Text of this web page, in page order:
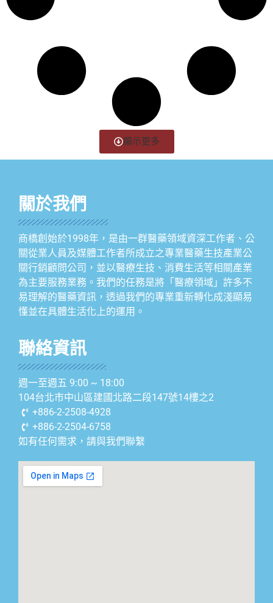
顯示更多
關於我們
商橋創始於1998年，是由一群醫藥領域資深工作者、公
關從業人員及媒體工作者所成立之專業醫藥生技產業公
關行銷顧問公司，並以醫療生技、消費生活等相關產業
為主要服務業務。我們的任務是將「醫療領域」許多不
易理解的醫藥資訊，透過我們的專業重新轉化成淺顯易
懂並在具體生活化上的運用。
聯絡資訊
週一至週五 9:00 ~ 18:00
104台北市中山區建國北路二段147號14樓之2
+886-2-2508-4928
+886-2-2504-6758
如有任何需求，請與我們聯繫